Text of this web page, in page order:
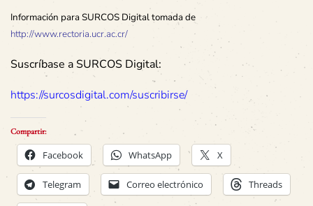
Información para SURCOS Digital tomada de
http://www.rectoria.ucr.ac.cr/
Suscríbase a SURCOS Digital:
https://surcosdigital.com/suscribirse/
Compartir:
Facebook WhatsApp X
Telegram Correo electrónico Threads